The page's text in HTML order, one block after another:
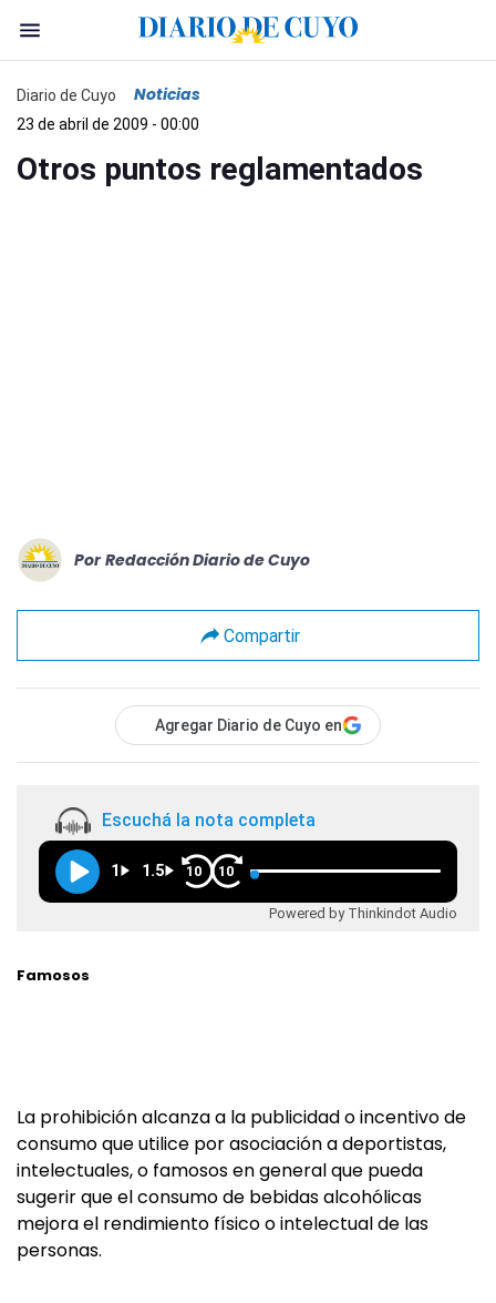
Diario de Cuyo Noticias
23 de abril de 2009 - 00:00
Otros puntos reglamentados
Por Redacción Diario de Cuyo
Compartir
Agregar Diario de Cuyo en
Escuchá la nota completa
1 1.5 10 10
Powered by Thinkindot Audio
Famosos
La prohibición alcanza a la publicidad o incentivo de
consumo que utilice por asociación a deportistas,
intelectuales, o famosos en general que pueda
sugerir que el consumo de bebidas alcohólicas
mejora el rendimiento físico o intelectual de las
personas.